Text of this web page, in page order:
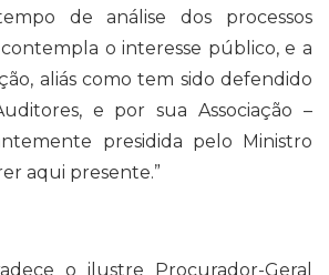
de análise dos processos
o interesse público, e a
aliás como tem sido defendido
e por sua Associação –
presidida pelo Ministro
aqui presente.”
o ilustre Procurador-Geral